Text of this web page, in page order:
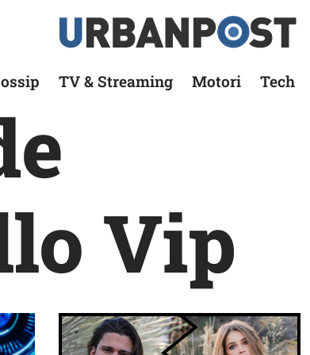
TV & Streaming Motori Tech
Vip